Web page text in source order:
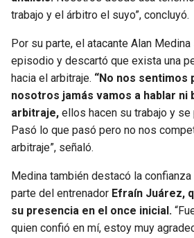
trabajo y el árbitro el suyo”, concluyó.
Por su parte, el atacante Alan
episodio y descartó que exista una
hacia el arbitraje. “No nos sentimos
nosotros jamás vamos a hablar ni
arbitraje, ellos hacen su trabajo y se
Pasó lo que pasó pero no nos
arbitraje”, señaló.
Medina también destacó la
parte del entrenador Efraín Juárez,
su presencia en el once inicial.
quien confió en mí, estoy muy